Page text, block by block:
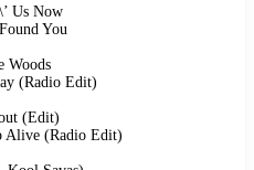
Us Now
You
Woods
(Radio Edit)
(Edit)
Alive (Radio Edit)